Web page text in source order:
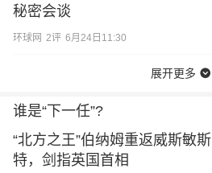
秘密会谈
环球网 2评 6月24日11:30
展开更多
谁是“下一任”?
“北方之王”伯纳姆重返威斯敏斯
特，剑指英国首相